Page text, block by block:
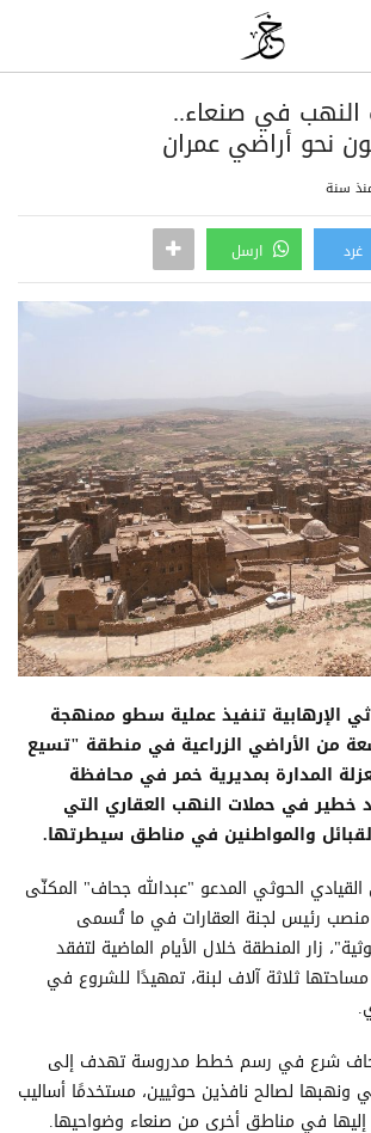
النهب في صنعاء..
نحو أراضي عمران
سنة
غرد ارسل
الإرهابية تنفيذ عملية سطو ممنهجة
من الأراضي الزراعية في منطقة "تسيع
المدارة بمديرية خمر في محافظة
خطير في حملات النهب العقاري التي
والمواطنين في مناطق سيطرتها.
الحوثي المدعو "عبدالله جحاف" المكنّى
منصب رئيس لجنة العقارات في ما تُسمى
زار المنطقة خلال الأيام الماضية لتفقد
ثلاثة آلاف لبنة، تمهيدًا للشروع في
شرع في رسم خطط مدروسة تهدف إلى
ونهبها لصالح نافذين حوثيين، مستخدمًا أساليب
إليها في مناطق أخرى من صنعاء وضواحيها.